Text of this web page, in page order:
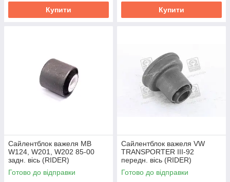
Купити Купити
Сайлентблок важеля MB
W124, W201, W202 85-00
задн. вісь (RIDER)
RD.3445985131
Готово до відправки
Сайлентблок важеля VW
TRANSPORTER III-92
передн. вісь (RIDER)
RD.3445985402
Готово до відправки